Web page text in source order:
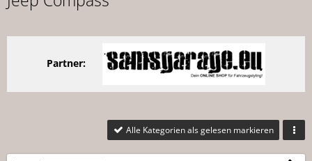
Partner:
Alle Kategorien als gelesen markieren